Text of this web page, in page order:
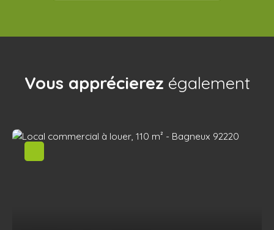
Vous apprécierez également